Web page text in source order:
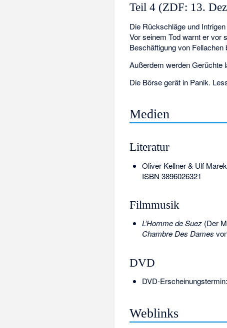
Teil 4 (ZDF: 13.
Die Rückschläge und
Vor seinem Tod warnt er vor
Beschäftigung von Fellachen
Außerdem werden Gerüchte
Die Börse gerät in Panik.
Medien
Literatur
Oliver Kellner & Ulf
ISBN 3896026321
Filmmusik
L’Homme de Suez(Der
Chambre Des Dames
DVD
DVD-
Weblinks